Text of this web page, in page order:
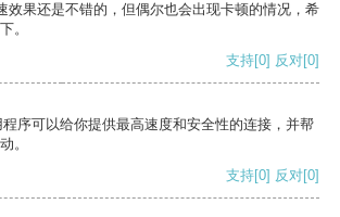
效果还是不错的，但偶尔也会出现卡顿的情况，希
。
支持[0] 反对[0]
序可以给你提供最高速度和安全性的连接，并帮
。
支持[0] 反对[0]